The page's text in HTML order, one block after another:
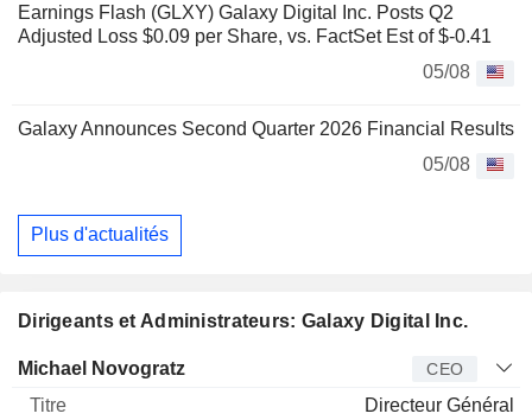
Earnings Flash (GLXY) Galaxy Digital Inc. Posts Q2
Adjusted Loss $0.09 per Share, vs. FactSet Est of $-0.41
05/08
Galaxy Announces Second Quarter 2026 Financial Results
05/08
Plus d'actualités
Dirigeants et Administrateurs: Galaxy Digital Inc.
Dirigeant Titre Age
Michael Novogratz CEO
Directeur Général